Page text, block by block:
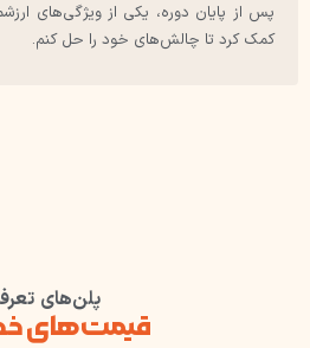
فتوشاپ 2024 است که به من کمک
و از آن‌ها در پروژه‌هایم استفاده کنم.
پلن‌های
قیمت‌های